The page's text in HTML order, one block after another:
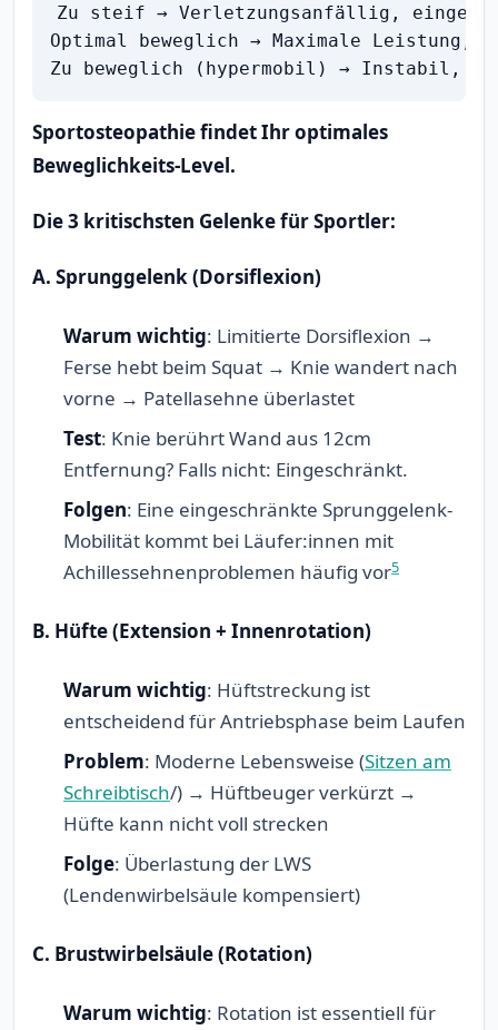
Zu steif → Verletzungsanfällig,
Optimal beweglich → Maximale Leistung,
Sportosteopathie findet Ihr optimales
Beweglichkeits-Level.
Die 3 kritischsten Gelenke für Sportler:
A. Sprunggelenk (Dorsiflexion)
Warum wichtig: Limitierte Dorsiflexion →
Ferse hebt beim Squat → Knie wandert nach
vorne → Patellasehne überlastet
Test: Knie berührt Wand aus 12cm
Entfernung? Falls nicht: Eingeschränkt.
Folgen: Eine eingeschränkte Sprunggelenk-
Mobilität kommt bei Läufer:innen mit
Achillessehnenproblemen häufig vor5
B. Hüfte (Extension + Innenrotation)
Warum wichtig: Hüftstreckung ist
entscheidend für Antriebsphase beim Laufen
Problem: Moderne Lebensweise (Sitzen am
Schreibtisch/) → Hüftbeuger verkürzt →
Hüfte kann nicht voll strecken
Folge: Überlastung der LWS
(Lendenwirbelsäule kompensiert)
C. Brustwirbelsäule (Rotation)
Warum wichtig: Rotation ist essentiell für